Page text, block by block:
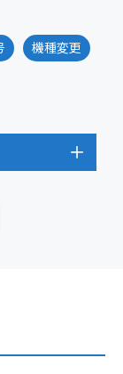
機種変更